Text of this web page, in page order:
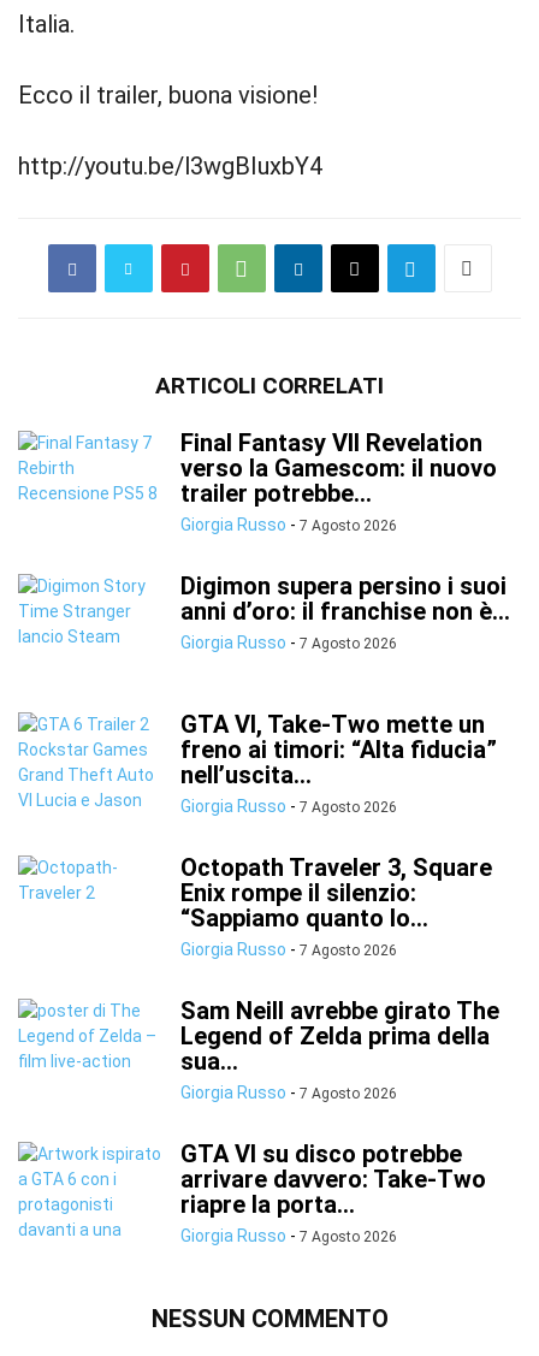
Italia.
Ecco il trailer, buona visione!
http://youtu.be/l3wgBIuxbY4
ARTICOLI CORRELATI
Final Fantasy VII Revelation
verso la Gamescom: il nuovo
trailer potrebbe...
Giorgia Russo - 7 Agosto 2026
Digimon supera persino i suoi
anni d’oro: il franchise non è...
Giorgia Russo - 7 Agosto 2026
GTA VI, Take-Two mette un
freno ai timori: “Alta fiducia”
nell’uscita...
Giorgia Russo - 7 Agosto 2026
Octopath Traveler 3, Square
Enix rompe il silenzio:
“Sappiamo quanto lo...
Giorgia Russo - 7 Agosto 2026
Sam Neill avrebbe girato The
Legend of Zelda prima della
sua...
Giorgia Russo - 7 Agosto 2026
GTA VI su disco potrebbe
arrivare davvero: Take-Two
riapre la porta...
Giorgia Russo - 7 Agosto 2026
NESSUN COMMENTO